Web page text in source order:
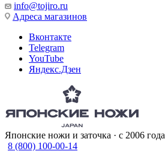
info@tojiro.ru
Адреса магазинов
Вконтакте
Telegram
YouTube
Яндекс.Дзен
Японские ножи и заточка · с 2006 года
8 (800) 100-00-14